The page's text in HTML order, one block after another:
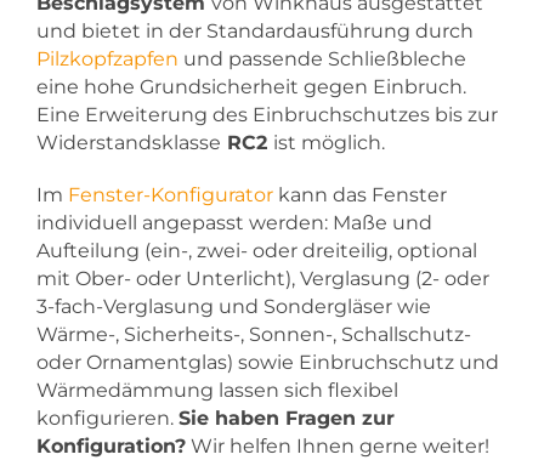
und bietet in der Standardausführung durch
Pilzkopfzapfen und passende Schließbleche
eine hohe Grundsicherheit gegen Einbruch.
Eine Erweiterung des Einbruchschutzes bis zur
Widerstandsklasse RC2 ist möglich.
Im Fenster-Konfigurator kann das Fenster
individuell angepasst werden: Maße und
Aufteilung (ein-, zwei- oder dreiteilig, optional
mit Ober- oder Unterlicht), Verglasung (2- oder
3-fach-Verglasung und Sondergläser wie
Wärme-, Sicherheits-, Sonnen-, Schallschutz-
oder Ornamentglas) sowie Einbruchschutz und
Wärmedämmung lassen sich flexibel
konfigurieren. Sie haben Fragen zur
Konfiguration? Wir helfen Ihnen gerne weiter!